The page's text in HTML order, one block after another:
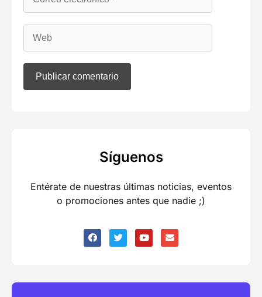
Síguenos
Entérate de nuestras últimas noticias, eventos
o promociones antes que nadie ;)